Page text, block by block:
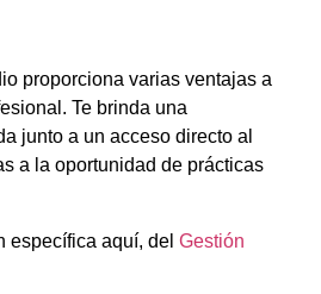
proporciona varias ventajas a
Te brinda una
junto a un acceso directo al
a la oportunidad de prácticas
específica aquí, del Gestión